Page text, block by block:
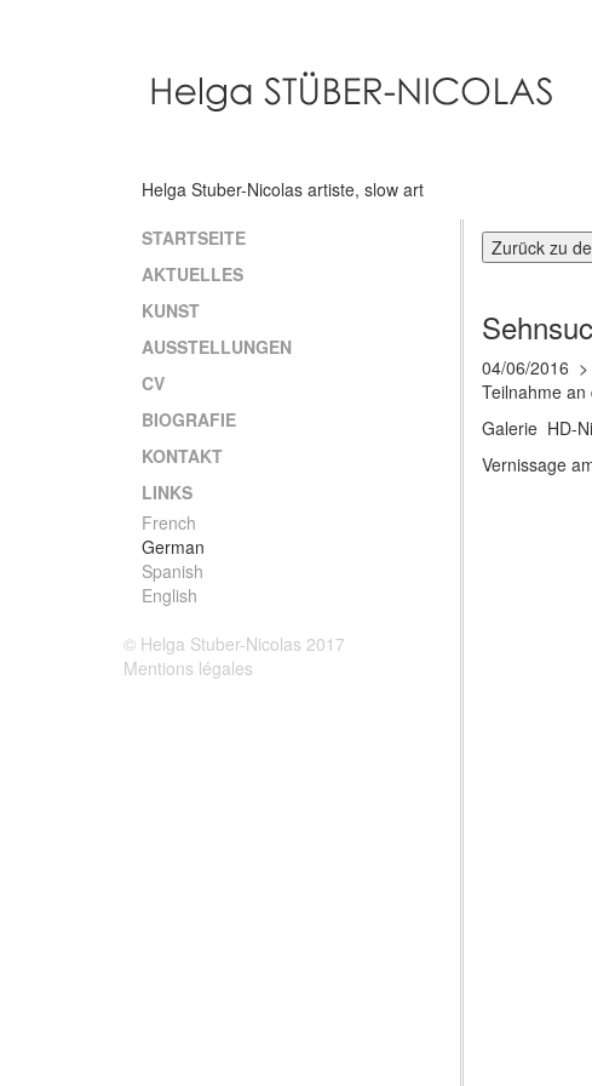
Helga Stuber-Nicolas artiste, slow art
Main
navigation
STARTSEITE
AKTUELLES
KUNST
AUSSTELLUNGEN
CV
BIOGRAFIE
KONTAKT
LINKS
French
German
Spanish
English
© Helga Stuber-Nicolas 2017
Mentions légales
04/06/2016
Teilnahme
Galerie HD-
Vernissage